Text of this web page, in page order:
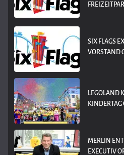
SIX FLAGS
VORSTAND
LEGOLAND
KINDERTAG
MERLIN
EXECUTIV